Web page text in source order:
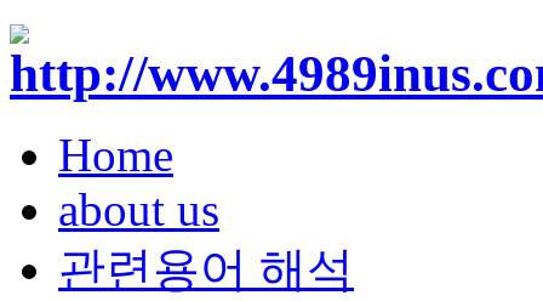
Home
about us
관련용어 해석